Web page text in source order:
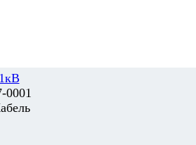
0001